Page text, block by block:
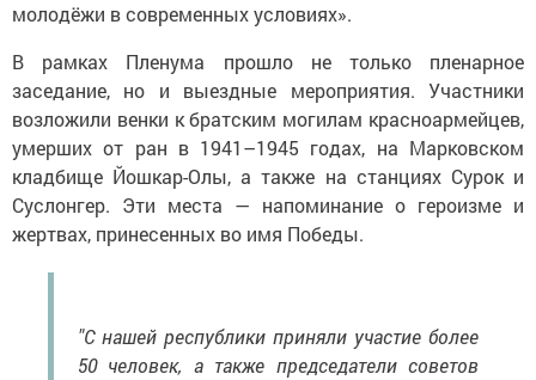
молодёжи в современных условиях».
В рамках Пленума прошло не только пленарное
заседание, но и выездные мероприятия. Участники
возложили венки к братским могилам красноармейцев,
умерших от ран в 1941–1945 годах, на Марковском
кладбище Йошкар-Олы, а также на станциях Сурок и
Суслонгер. Эти места — напоминание о героизме и
жертвах, принесенных во имя Победы.
"С нашей республики приняли участие более
50 человек, а также председатели советов